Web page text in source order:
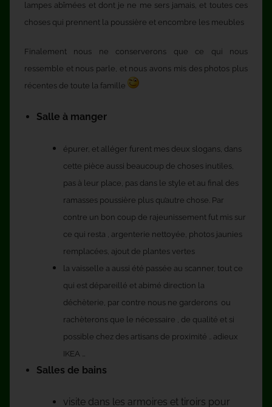
lampes abîmées et dont je ne me sers jamais, et toutes ces
choses qui prennent la poussière et encombre les meubles
Finalement nous ne conserverons que ce qui nous
ressemble et nous parle, et nous avons mis des photos plus
récentes de toute la famille
Salle à manger
épurer, et alléger furent mes deux slogans, dans
cette pièce aussi beaucoup de choses inutiles,
pas à leur place, pas dans le style et au final des
ramasses poussière plus qu’autre chose. Par
contre un bon coup de rajeunissement fut mis sur
ce qui resta , argenterie nettoyée, photos jaunies
remplacées, ajout de plantes vertes
la vaisselle a aussi été passée au scanner, tout ce
qui est dépareillé et abimé direction la
déchèterie, par contre nous ne garderons ou
rachèterons que le nécessaire , de qualité et si
possible chez des artisans de proximité .. adieux
IKEA …
Salles de bains
visite dans les armoires et tiroirs pour